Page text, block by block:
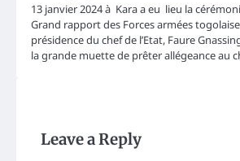
13 janvier 2024 à Kara a eu lieu la
Grand rapport des Forces armées
présidence du chef de l’Etat, Faure
la grande muette de prêter allégeance au
Leave a Reply